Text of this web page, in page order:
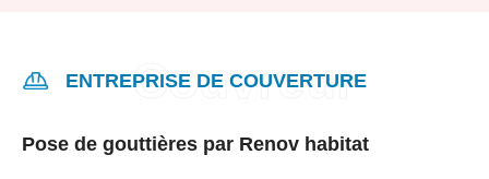
ENTREPRISE DE COUVERTURE
Pose de gouttières par Renov habitat